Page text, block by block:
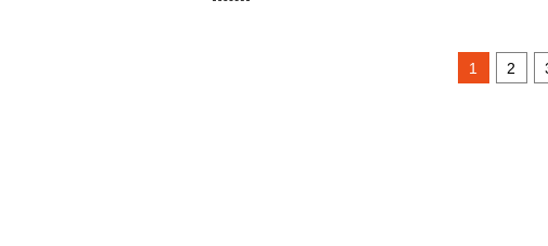
1 2